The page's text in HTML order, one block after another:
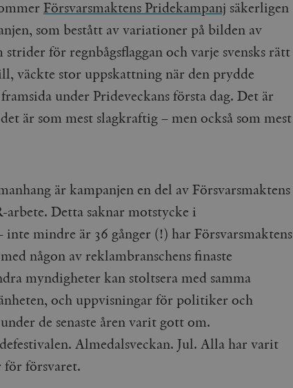
Försvarsmaktens Pridekampanj säkerligen
som bestått av variationer på bilden av
för regnbågsflaggan och varje svensks rätt
väckte stor uppskattning när den prydde
under Prideveckans första dag. Det är
är som mest slagkraftig – men också som mest
är kampanjen en del av Försvarsmaktens
Detta saknar motstycke i
inte mindre är 36 gånger (!) har Försvarsmaktens
någon av reklambranschens finaste
myndigheter kan stoltsera med samma
och uppvisningar för politiker och
de senaste åren varit gott om.
Almedalsveckan. Jul. Alla har varit
försvaret.